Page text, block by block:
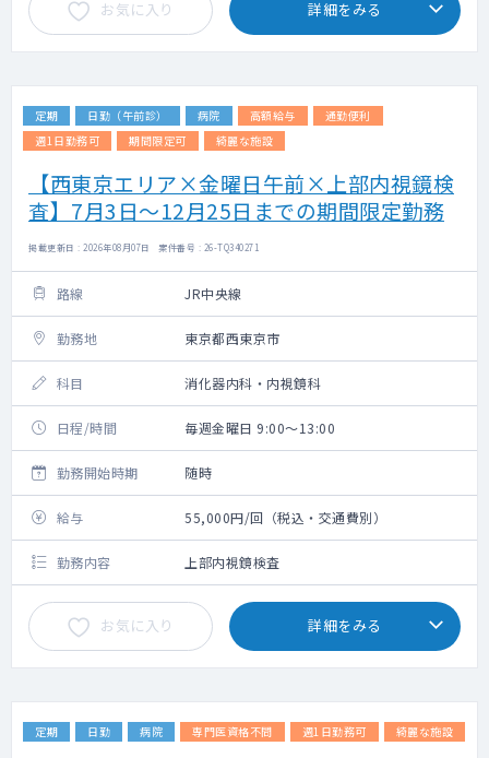
お気に入り 詳細をみる
定期 日勤（午前診） 病院 高額給与
通勤便利
週1日勤務可
期間限定可 綺麗な施設
【西東京エリア×金曜日午前×上部内視鏡検
査】7月3日～12月25日までの期間限定勤務
掲載更新日 : 2026年08月07日 案件番号 : 26-TQ340271
路線 JR中央線
勤務地 東京都西東京市
科目 消化器内科・内視鏡科
日程/時間 毎週金曜日 9:00～13:00
勤務開始時期 随時
給与 55,000円/回（税込・交通費別）
勤務内容 上部内視鏡検査
お気に入り 詳細をみる
定期 日勤 病院 専門医資格不問 週1日勤務可 綺麗な施設